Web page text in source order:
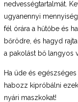
nedvességtartalmát.
ugyanennyi
fél órára a hűtőbe és
bőrödre, és hagyd
a pakolást bő langyos
Ha üde és
habozz kipróbálni
nyári maszkokat!